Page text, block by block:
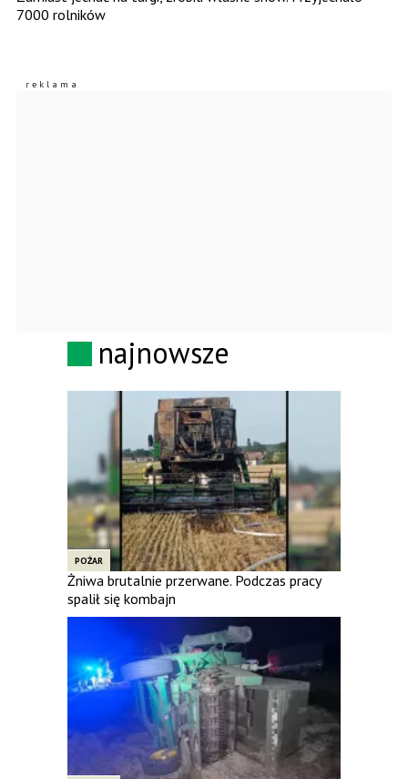
7000 rolników
najnowsze
POŻAR
Żniwa brutalnie przerwane. Podczas pracy
spalił się kombajn